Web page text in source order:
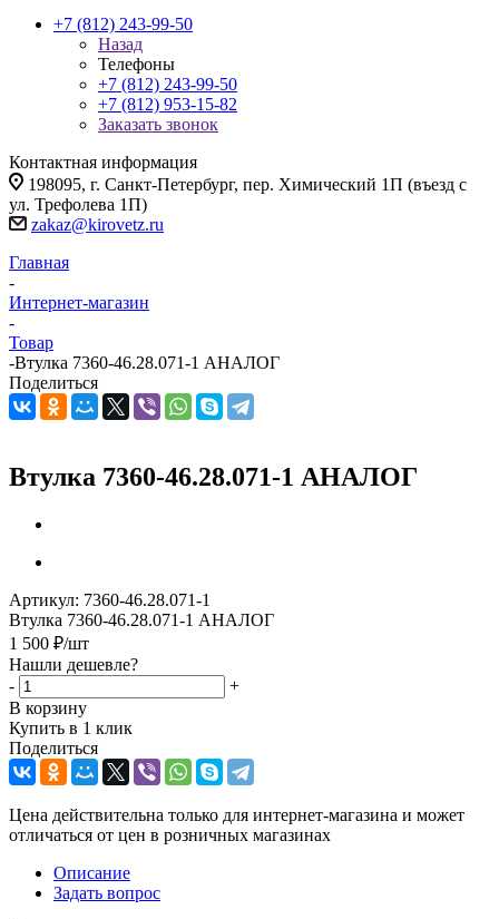
+7 (812) 243-99-50
Назад
Телефоны
+7 (812) 243-99-50
+7 (812) 953-15-82
Заказать звонок
Контактная информация
198095, г. Санкт-Петербург, пер. Химический 1П (въезд с
ул. Трефолева 1П)
zakaz@kirovetz.ru
Главная
-
Интернет-магазин
-
Товар
-Втулка 7360-46.28.071-1 АНАЛОГ
Поделиться
Втулка 7360-46.28.071-1 АНАЛОГ
Артикул: 7360-46.28.071-1
Втулка 7360-46.28.071-1 АНАЛОГ
1 500 ₽/шт
Нашли дешевле?
-
+
В корзину
Купить в 1 клик
Поделиться
Цена действительна только для интернет-магазина и может
отличаться от цен в розничных магазинах
Описание
Задать вопрос